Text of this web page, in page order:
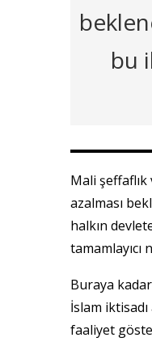
bu
Mali
azalması
halkın
tamamlayıcı
Buraya
İslam
faaliyet